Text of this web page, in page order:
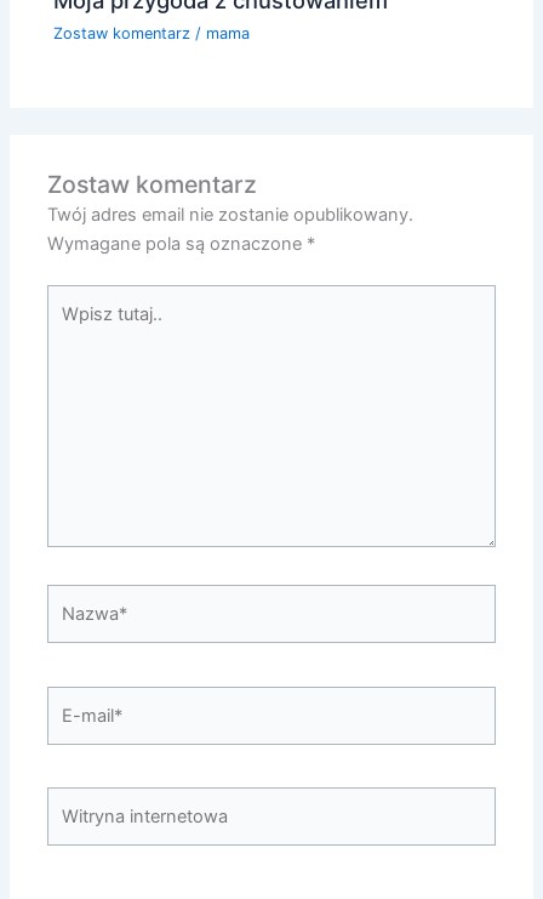
Zostaw komentarz / mama
Zostaw komentarz
Twój adres email nie zostanie opublikowany.
Wymagane pola są oznaczone *
tutaj..
mail*
internetowa